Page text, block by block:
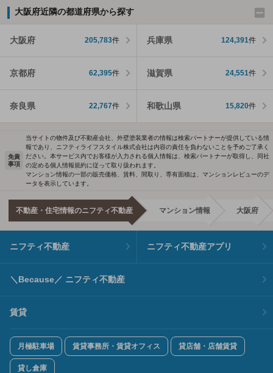
大阪府近隣の都道府県から探す
大阪府 205,783件 兵庫県 124,391件
京都府 62,395件 滋賀県 24,551件
奈良県 22,767件 和歌山県 15,820件
免責
事項
当サイトの物件及び不動産会社、外壁塗装業者の情報は検索パートナーが提供している情
報であり、ニフティライフスタイル株式会社は内容の責任を負わないことを予めご了承く
ださい。本サービス内でお客様が入力される個人情報は、検索パートナーが取得し、同社
の定める個人情報規約に従って取り扱われます。
マンション情報の一部の販売価格、賃料、間取り、専有面積は、マンションレビューのデ
ータを表示しています。
不動産・住宅情報のニフティ不動産 マンション情報 大阪府
ニフティ不動産 ニフティ不動産アプリ
＼Because／ ニフティ不動産
賃貸
月極駐車場 賃貸事務所・賃貸オフィス 貸店舗・店舗賃貸
貸し倉庫